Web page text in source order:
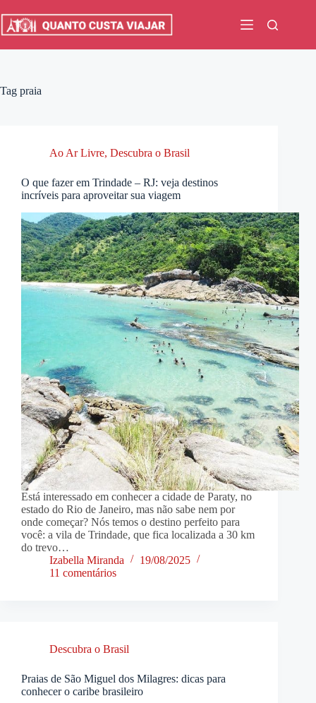
para
Tag praia
Ao Ar Livre, Descubra o Brasil
O que fazer em Trindade – RJ: veja destinos
incríveis para aproveitar sua viagem
Está interessado em conhecer a cidade de Paraty, no
estado do Rio de Janeiro, mas não sabe nem por
onde começar? Nós temos o destino perfeito para
você: a vila de Trindade, que fica localizada a 30 km
do trevo…
Izabella Miranda
19/08/2025
11 comentários
Descubra o Brasil
Praias de São Miguel dos Milagres: dicas para
conhecer o caribe brasileiro